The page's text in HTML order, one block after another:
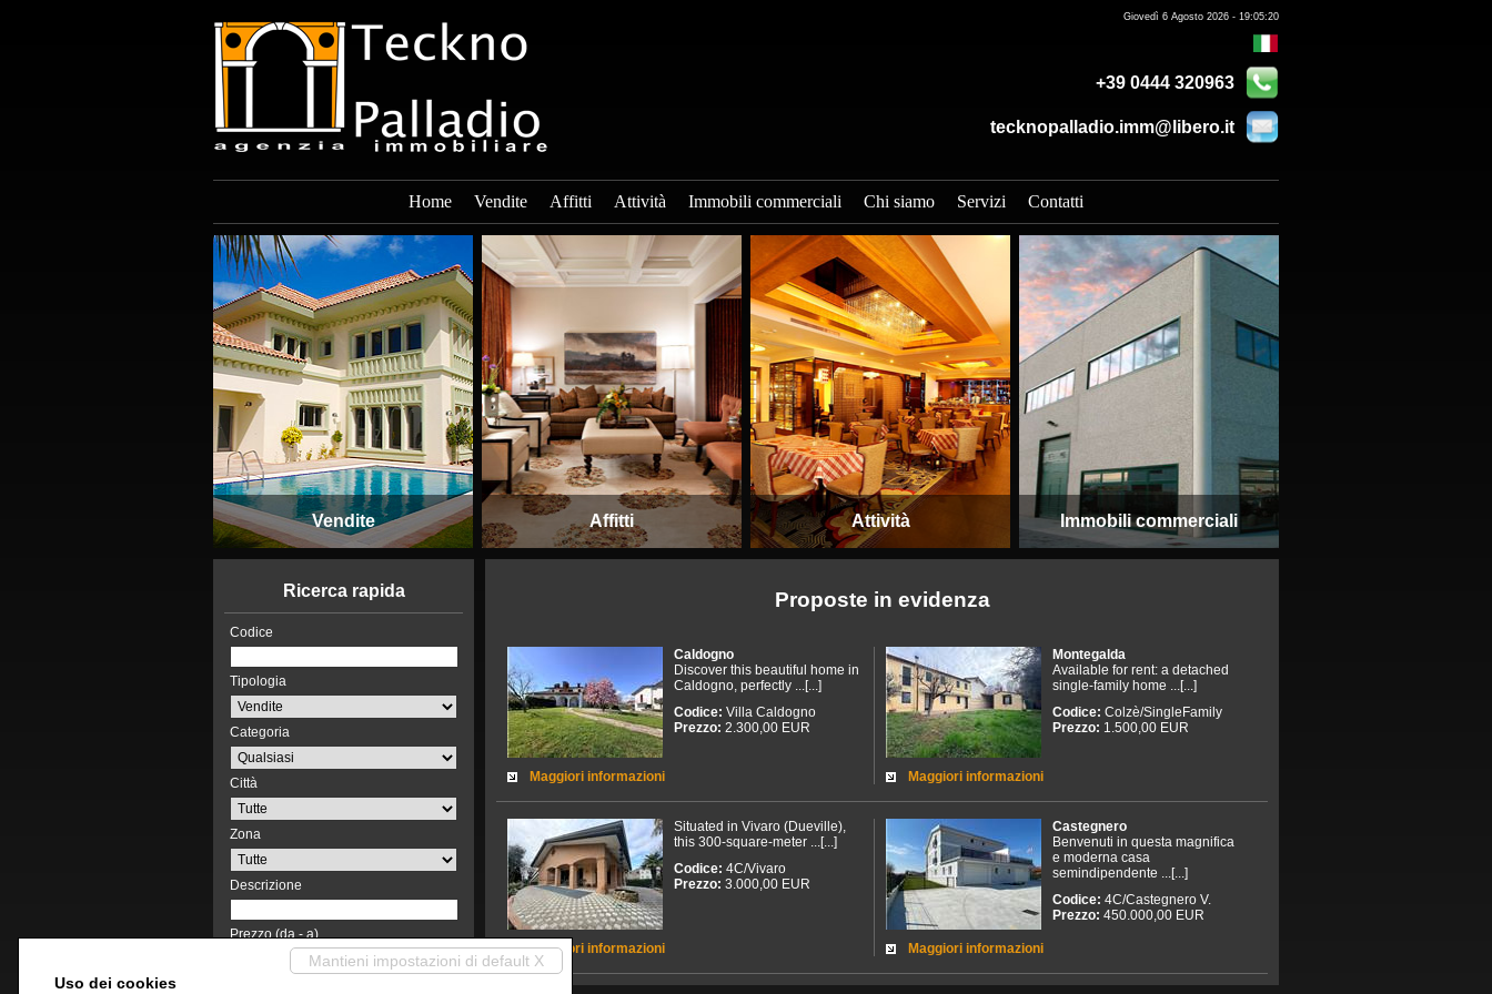
Giovedì 6 Agosto 2026 - 19:05:20
+39 0444 320963
tecknopalladio.imm@libero.it
Home Vendite Affitti Attività Immobili commerciali Chi siamo Servizi Contatti
Vendite Affitti Attività Immobili commerciali
Ricerca rapida
Codice
Tipologia
Categoria
Città
Zona
Descrizione
Prezzo (da - a)
-
Proposte in evidenza
Caldogno
Discover this beautiful home in
Caldogno, perfectly ...[...]
Codice: Villa Caldogno
Prezzo: 2.300,00 EUR
Maggiori informazioni
Montegalda
Available for rent: a detached
single-family home ...[...]
Codice: Colzè/SingleFamily
Prezzo: 1.500,00 EUR
Maggiori informazioni
Situated in Vivaro (Dueville),
this 300-square-meter ...[...]
Codice: 4C/Vivaro
Prezzo: 3.000,00 EUR
Maggiori informazioni
Castegnero
Benvenuti in questa magnifica
e moderna casa
semindipendente ...[...]
Codice: 4C/Castegnero V.
Prezzo: 450.000,00 EUR
Maggiori informazioni
Mantieni impostazioni di default X
Uso dei cookies